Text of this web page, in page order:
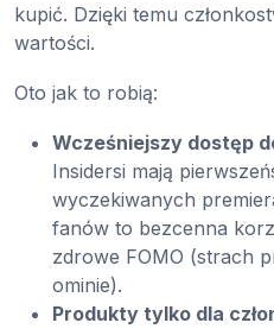
kupić. Dzięki temu
wartości.
Oto jak to robią:
Wcześniejszy dostęp
Insidersi mają
wyczekiwanych
fanów to bezcenna
zdrowe FOMO (strach
ominie).
Produkty tylko dla